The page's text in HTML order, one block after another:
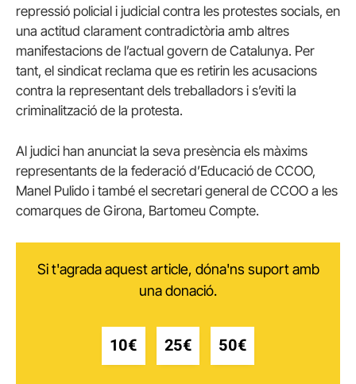
repressió policial i judicial contra les protestes socials, en
una actitud clarament contradictòria amb altres
manifestacions de l’actual govern de Catalunya. Per
tant, el sindicat reclama que es retirin les acusacions
contra la representant dels treballadors i s’eviti la
criminalització de la protesta.
Al judici han anunciat la seva presència els màxims
representants de la federació d’Educació de CCOO,
Manel Pulido i també el secretari general de CCOO a les
comarques de Girona, Bartomeu Compte.
Si t'agrada aquest article, dóna'ns suport amb
una donació.
10€ 25€ 50€